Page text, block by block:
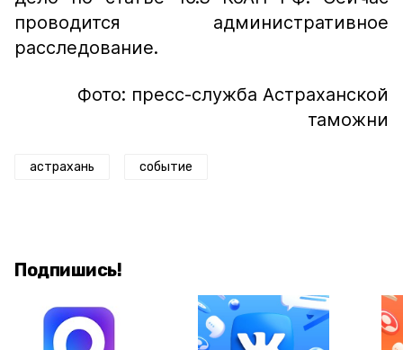
проводится административное
расследование.
Фото: пресс-служба Астраханской
таможни
астрахань событие
Подпишись!